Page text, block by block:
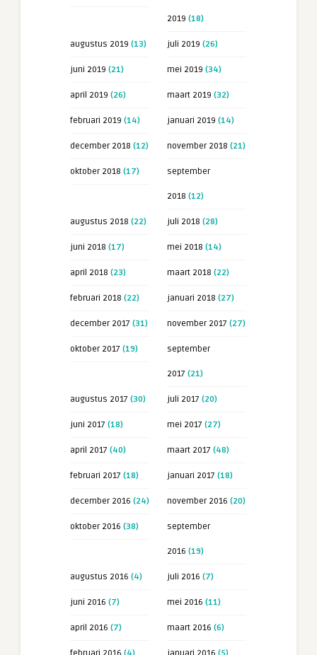
2019 (18)
augustus 2019 (13) juli 2019 (26)
juni 2019 (21) mei 2019 (34)
april 2019 (26) maart 2019 (32)
februari 2019 (14) januari 2019 (14)
december 2018 (12) november 2018 (21)
oktober 2018 (17) september
2018 (12)
augustus 2018 (22) juli 2018 (28)
juni 2018 (17) mei 2018 (14)
april 2018 (23) maart 2018 (22)
februari 2018 (22) januari 2018 (27)
december 2017 (31) november 2017 (27)
oktober 2017 (19) september
2017 (21)
augustus 2017 (30) juli 2017 (20)
juni 2017 (18) mei 2017 (27)
april 2017 (40) maart 2017 (48)
februari 2017 (18) januari 2017 (18)
december 2016 (24) november 2016 (20)
oktober 2016 (38) september
2016 (19)
augustus 2016 (4) juli 2016 (7)
juni 2016 (7) mei 2016 (11)
april 2016 (7) maart 2016 (6)